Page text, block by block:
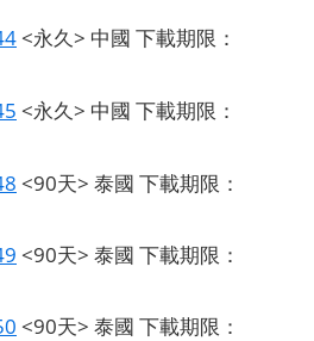
<永久> 中國 下載期限：
<永久> 中國 下載期限：
<90天> 泰國 下載期限：
<90天> 泰國 下載期限：
<90天> 泰國 下載期限：